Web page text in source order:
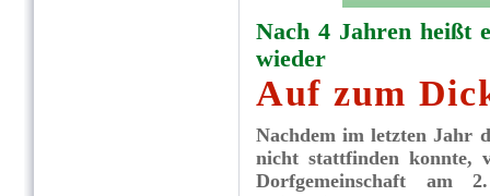
Nach 4 Jahren heißt
wieder
Auf zum
Nachdem im letzten Jahr
nicht stattfinden konnte,
Dorfgemeinschaft am